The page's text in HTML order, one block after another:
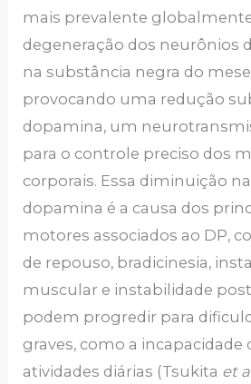
mais prevalente
degeneração dos neurônios
na substância negra do
provocando uma redução
dopamina, um
para o controle preciso dos
corporais. Essa diminuição
dopamina é a causa dos
motores associados ao DP,
de repouso, bradicinesia,
muscular e instabilidade
podem progredir para
graves, como a incapacidade
atividades diárias (Tsukita et